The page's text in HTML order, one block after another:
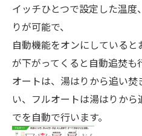
イッチひとつで設定した温
りが可能で、
自動機能をオンにしている
が下がってくると自動追焚も
オートは、湯はりから追い
い、フルオートは湯はりか
でを自動で行います。